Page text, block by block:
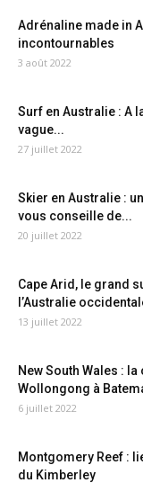
Adrénaline made in
incontournables
3 août 2022
Surf en Australie : A
vague...
27 juillet 2022
Skier en Australie :
vous conseille de...
20 juillet 2022
Cape Arid, le grand
l’Australie
13 juillet 2022
New South Wales :
Wollongong à
6 juillet 2022
Montgomery Reef :
du Kimberley